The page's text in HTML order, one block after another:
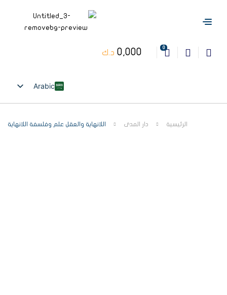
0
0,000 د.ك
Arabic
English
الرئيسية دار المدى اللانهاية والعقل علم وفلسفة اللانهاية